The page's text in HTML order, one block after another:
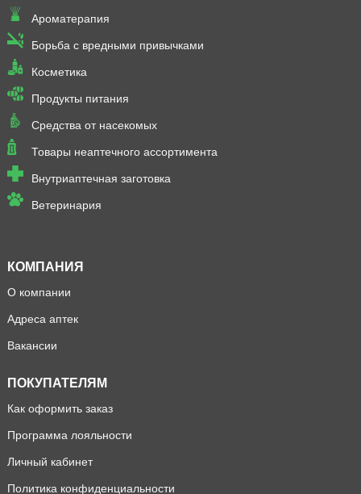
Ароматерапия
Борьба с вредными привычками
Косметика
Продукты питания
Средства от насекомых
Товары неаптечного ассортимента
Внутриаптечная заготовка
Ветеринария
КОМПАНИЯ
О компании
Адреса аптек
Вакансии
ПОКУПАТЕЛЯМ
Как оформить заказ
Программа лояльности
Личный кабинет
Политика конфиденциальности